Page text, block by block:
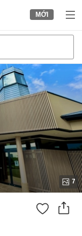
MỚI
7